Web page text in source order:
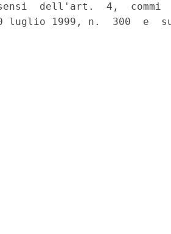
dell'art.  4,
luglio 1999, n.  300  e